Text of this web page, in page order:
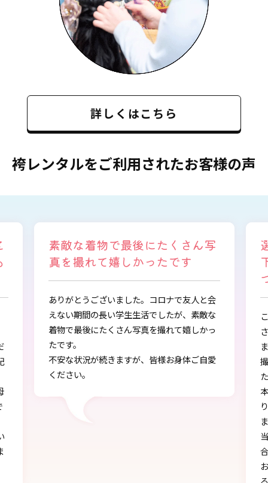
詳しくはこちら
袴レンタルをご利用されたお客様の声
選ぶ時から色々と親身になって
下さり、自分に似合うものを見
つけることができました
この度は、とても素敵な着物・袴をご提供下
さりありがとうございました。
また、早朝からの着付、ヘアアレンジ、写真
撮影もしていただき、ありがとうございまし
た。